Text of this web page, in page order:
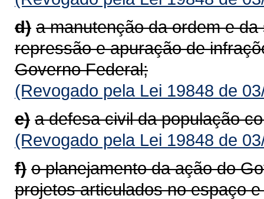
d) a manutenção da ordem e
repressão e apuração de
Governo Federal;
(Revogado pela Lei 19848 de
e) a defesa civil da população
(Revogado pela Lei 19848 de
f) o planejamento da ação do
projetos articulados no espaço